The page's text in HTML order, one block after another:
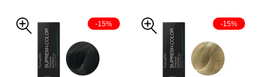
-15% -15%